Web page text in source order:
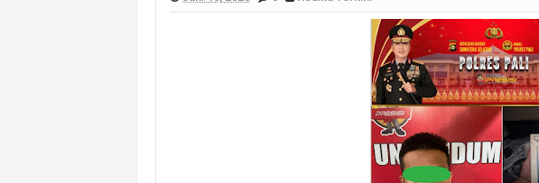
Polsek Banyuasin I Ungkap Kasus Curanmor, Pelaku dan Barang
Cegah Kejahatan 3C dan Kecelakaan, Satlantas Polres PALI
Cegah Kejahatan Malam Hari, Polsek Penukal Utara Intensifkan
Polsek Banyuasin II Berhasil Ungkap Pencurian Perangkat BTS
Polres PALI Amankan Terduga Pengedar Ekstasi di Abab,